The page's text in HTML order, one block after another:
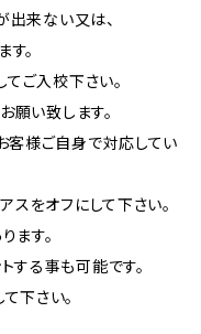
出来ない又は、
。
てご入校下さい。
い致します。
客様ご自身で対応してい
スをオフにして下さい。
ます。
する事も可能です。
下さい。